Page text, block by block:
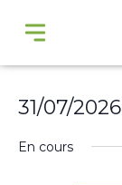
31/07/2026
En cours